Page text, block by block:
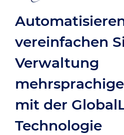
vereinfachen
Verwaltung
mit der
Technologie